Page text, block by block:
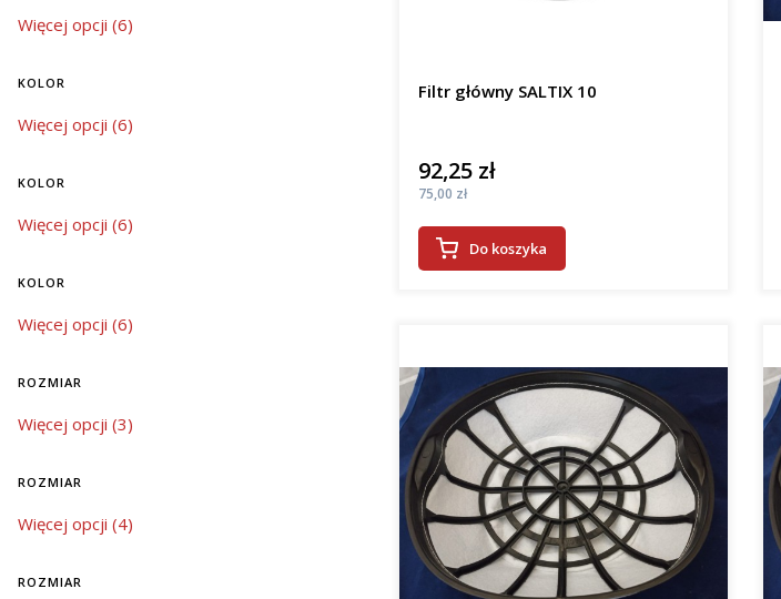
kolor
Więcej opcji (6)
KOLOR
kolor
Więcej opcji (6)
KOLOR
kolor
Więcej opcji (6)
KOLOR
kolor
Więcej opcji (6)
ROZMIAR
rozmiar
Więcej opcji (3)
ROZMIAR
rozmiar
Więcej opcji (4)
ROZMIAR
Filtr główny SALTIX 10
Cena
92,25 zł
Cena
75,00 zł
Do koszyka